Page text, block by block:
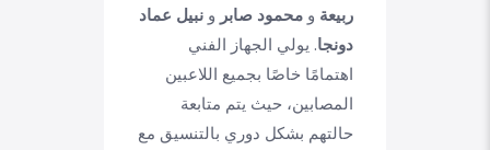
ربيعة و محمود صابر و نبيل عماد
دونجا. يولي الجهاز الفني
اهتمامًا خاصًا بجميع اللاعبين
المصابين، حيث يتم متابعة
حالتهم بشكل دوري بالتنسيق مع